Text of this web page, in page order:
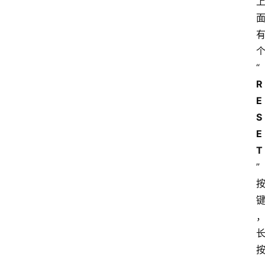
面
有
个
“
R
E
S
E
T
”
按
键
，
长
按